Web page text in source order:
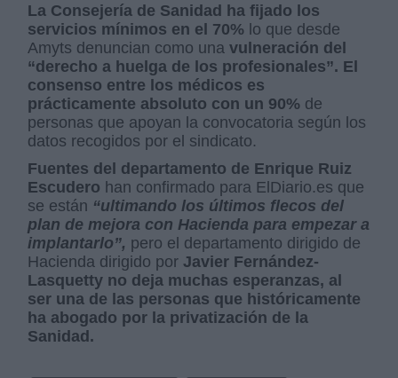
La Consejería de Sanidad ha fijado los
servicios mínimos en el 70% lo que desde
Amyts denuncian como unavulneración del
“derecho a huelga de los profesionales”. El
consenso entre los médicos es
prácticamente absoluto con un 90% de
personas que apoyan la convocatoria según los
datos recogidos por el sindicato.
Fuentes del departamento de Enrique Ruiz
Escudero han confirmado para ElDiario.es que
se están “ultimando los últimos flecos del
plan de mejora con Hacienda para empezar a
implantarlo”, pero el departamento dirigido de
Hacienda dirigido por Javier Fernández-
Lasquetty no deja muchas esperanzas, al
ser una de las personas que históricamente
ha abogado por la privatización de la
Sanidad.